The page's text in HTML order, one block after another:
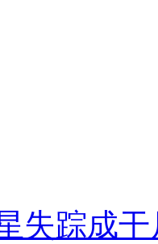
失踪成干